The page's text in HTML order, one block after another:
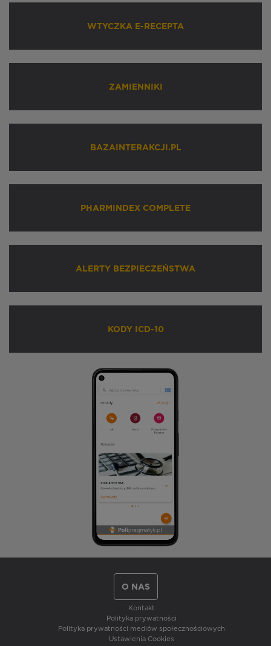
WTYCZKA E-RECEPTA
ZAMIENNIKI
BAZAINTERAKCJI.PL
PHARMINDEX COMPLETE
ALERTY BEZPIECZEŃSTWA
KODY ICD-10
O NAS
Kontakt
Polityka prywatności
Polityka prywatności mediów społecznościowych
Ustawienia Cookies